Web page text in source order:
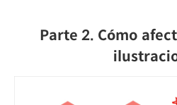
Parte 2. Cómo